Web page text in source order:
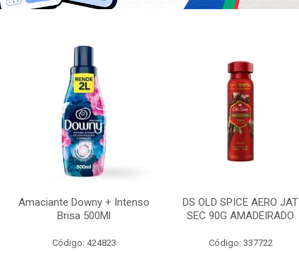
Amaciante Downy + Intenso
Brisa 500Ml
Código: 424823
DS OLD SPICE AERO JAT
SEC 90G AMADEIRADO
Código: 337722